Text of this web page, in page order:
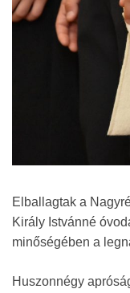
Elballagtak a
Király Istvánné
minőségében a
Huszonnégy